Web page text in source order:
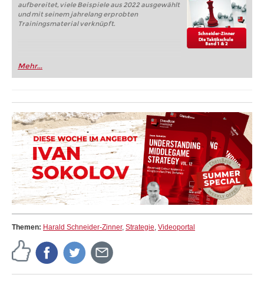
aufbereitet, viele Beispiele aus 2022 ausgewählt
und mit seinem jahrelang erprobten
Trainingsmaterial verknüpft.
Mehr...
Themen: Harald Schneider-Zinner, Strategie, Videoportal